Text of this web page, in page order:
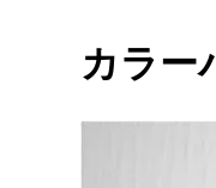
カラー